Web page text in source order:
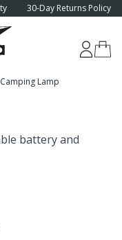
30-Day Returns Policy
Camping Lamp
battery and